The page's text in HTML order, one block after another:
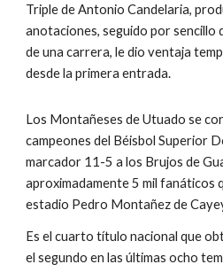
Triple de Antonio Candelaria,
anotaciones, seguido por sencillo
de una carrera, le dio ventaja
desde la primera entrada.
Los Montañeses de Utuado se
campeones del Béisbol Superior
marcador 11-5 a los Brujos de
aproximadamente 5 mil fanáticos
estadio Pedro Montañez de
Es el cuarto título nacional que
el segundo en las últimas ocho